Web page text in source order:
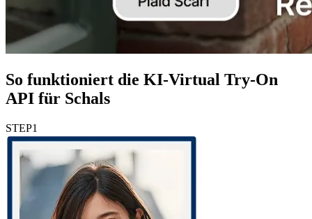
So funktioniert die KI-Virtual Try-On
API für Schals
STEP1